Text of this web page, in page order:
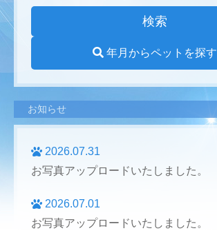
年月からペットを探す
お知らせ
2026.07.31
お写真アップロードいたしました。
2026.07.01
お写真アップロードいたしました。